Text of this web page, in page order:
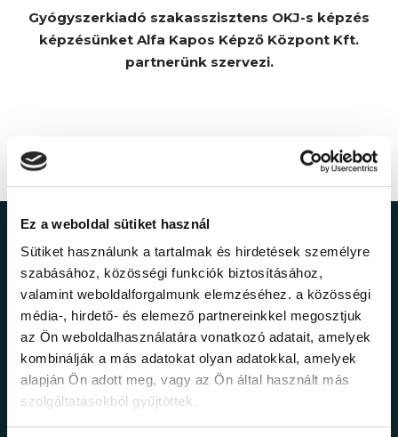
Ez a weboldal sütiket használ
Sütiket használunk a tartalmak és hirdetések személyre
szabásához, közösségi funkciók biztosításához,
valamint weboldalforgalmunk elemzéséhez. a közösségi
média-, hirdető- és elemező partnereinkkel megosztjuk
az Ön weboldalhasználatára vonatkozó adatait, amelyek
kombinálják a más adatokat olyan adatokkal, amelyek
alapján Ön adott meg, vagy az Ön által használt más
szolgáltatásokból gyűjtöttek.
Gyógyszerkiadó szakasszisztens OKJ-s képzés
képzésünket Alfa Kapos Képző Központ Kft.
partnerünk szervezi.
Ne maradj le a
legfrissebb
információkról!
Értesülj elsőként legújabb tanfolyamainkról,
legfrissebb híreinkről és időszakos
promócióinkról.